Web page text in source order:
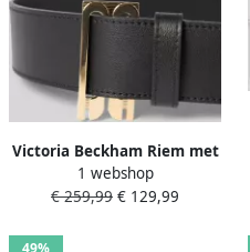
Victoria Beckham Riem met
D-ringsluiting
1 webshop
€ 259,99 € 129,99
49%